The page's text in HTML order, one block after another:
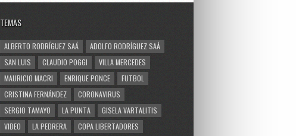
TEMAS
ALBERTO RODRÍGUEZ SAÁ
ADOLFO RODRÍGUEZ SAÁ
SAN LUIS
CLAUDIO POGGI
VILLA MERCEDES
MAURICIO MACRI
ENRIQUE PONCE
FUTBOL
CRISTINA FERNÁNDEZ
CORONAVIRUS
SERGIO TAMAYO
LA PUNTA
GISELA VARTALITIS
VIDEO
LA PEDRERA
COPA LIBERTADORES